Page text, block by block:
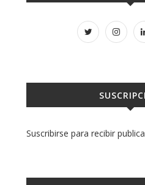
Suscribirse para recibir